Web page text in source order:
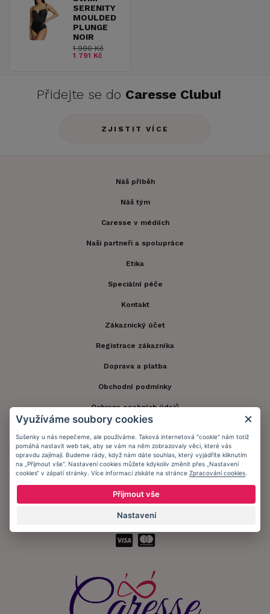
SERENITY
MOULDED
PLUNGE
NOIR
1 990 Kč
1 791 Kč
Přidejte se do Caresse Clubu!
ZJISTIT VÍCE
Náš příběh
Náš tým
Caresse v médiích
Naši partneři a spolupráce
Etika
Speciální péče
Kontakt
Zákaznický účet
Registrace zákazníka
Doprava a platba
Obchodní podmínky
Ochrana osobních údajů
Informační memorandum
Zůstaňte s námi v kontaktu.
Přijímáme platby:
Využíváme soubory cookies
Sušenky u nás nepečeme, ale používáme. Taková internetová "cookie" nám totiž
pomáhá nastavit web tak, aby se vám na něm zobrazovaly věci, které vás
opravdu zajímají. Budeme rády, když nám dáte souhlas, který vyjádříte kliknutím
na „Přijmout vše“. Nastavení cookies můžete kdykoliv změnit přes „Nastavení
cookies“ v zápatí stránky. Více informací získáte na stránce Zpracování cookies
Přijmout vše
Nastavení